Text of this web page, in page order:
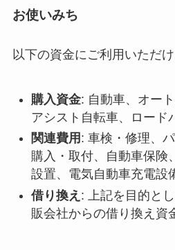
お使いみち
以下の資金にご利用いただけ
購入資金: 自動車、オー
アシスト自転車、ロード
関連費用 : 車検・修理、
購入・取付、自動車保険
設置、電気自動車充電設
借り換え : 上記を目的と
販会社からの借り換え資